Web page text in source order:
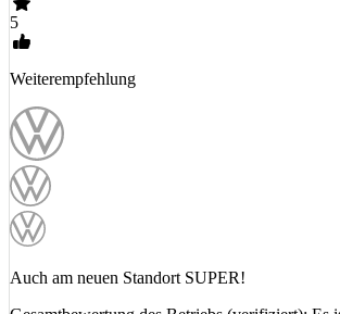
5
Weiterempfehlung
Auch am neuen Standort SUPER!